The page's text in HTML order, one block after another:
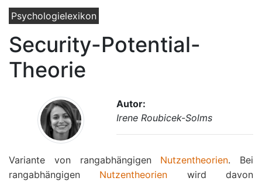
Psychologielexikon
Security-Potential-
Theorie
Autor:
Irene Roubicek-Solms
Variante von rangabhängigen Nutzentheorien. Bei
rangabhängigen Nutzentheorien wird davon